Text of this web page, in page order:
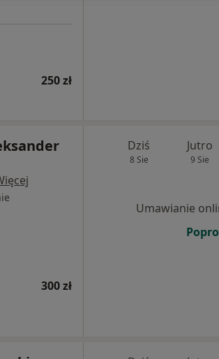
250 zł
300 zł
Dziś
8 Sie
Jutro
9 Sie
Umawianie